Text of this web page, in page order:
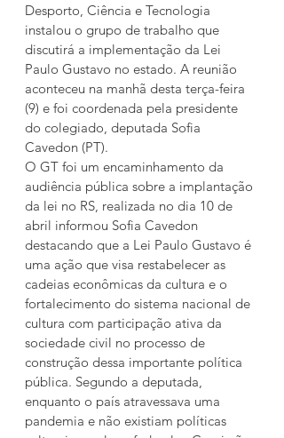
Desporto, Ciência e Tecnologia
instalou o grupo de trabalho que
discutirá a implementação da Lei
Paulo Gustavo no estado. A reunião
aconteceu na manhã desta terça-feira
(9) e foi coordenada pela presidente
do colegiado, deputada Sofia
Cavedon (PT).
O GT foi um encaminhamento da
audiência pública sobre a implantação
da lei no RS, realizada no dia 10 de
abril informou Sofia Cavedon
destacando que a Lei Paulo Gustavo é
uma ação que visa restabelecer as
cadeias econômicas da cultura e o
fortalecimento do sistema nacional de
cultura com participação ativa da
sociedade civil no processo de
construção dessa importante política
pública. Segundo a deputada,
enquanto o país atravessava uma
pandemia e não existiam políticas